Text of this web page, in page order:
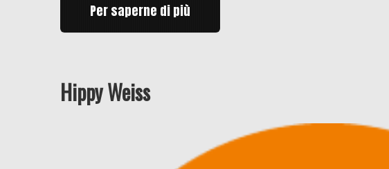
Per saperne di più
Hippy Weiss